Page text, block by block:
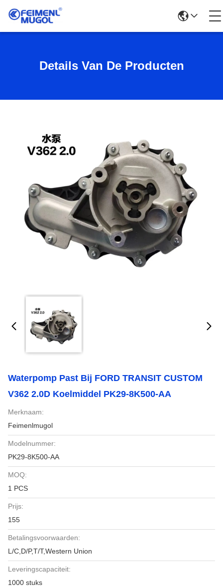
Details Van De Producten
Waterpomp Past Bij FORD TRANSIT CUSTOM
V362 2.0D Koelmiddel PK29-8K500-AA
Merknaam:
Feimenlmugol
Modelnummer:
PK29-8K500-AA
MOQ:
1 PCS
Prijs:
155
Betalingsvoorwaarden:
L/C,D/P,T/T,Western Union
Leveringscapaciteit:
1000 stuks